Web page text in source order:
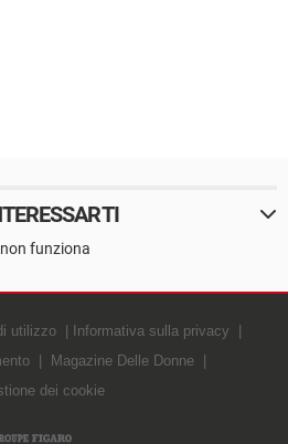
funziona
utilizzo
Informativa sulla privacy
Magazine Delle Donne
dei cookie